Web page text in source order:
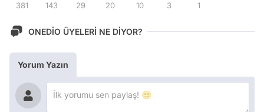
381 143 29 20 10 3 1
ONEDİO ÜYELERİ NE DİYOR?
Yorum Yazın